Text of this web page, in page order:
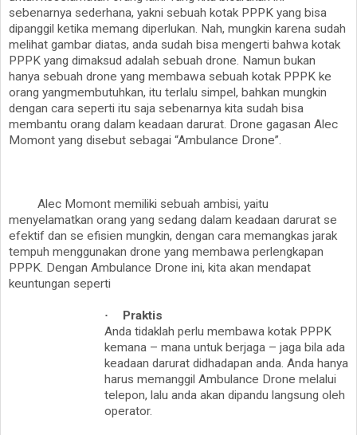
sebenarnya sederhana, yakni sebuah kotak PPPK yang bisa
dipanggil ketika memang diperlukan. Nah, mungkin karena sudah
melihat gambar diatas, anda sudah bisa mengerti bahwa kotak
PPPK yang dimaksud adalah sebuah drone. Namun bukan
hanya sebuah drone yang membawa sebuah kotak PPPK ke
orang yangmembutuhkan, itu terlalu simpel, bahkan mungkin
dengan cara seperti itu saja sebenarnya kita sudah bisa
membantu orang dalam keadaan darurat. Drone gagasan Alec
Momont yang disebut sebagai “Ambulance Drone”.
Alec Momont memiliki sebuah ambisi, yaitu
menyelamatkan orang yang sedang dalam keadaan darurat se
efektif dan se efisien mungkin, dengan cara memangkas jarak
tempuh menggunakan drone yang membawa perlengkapan
PPPK. Dengan Ambulance Drone ini, kita akan mendapat
keuntungan seperti
·
Praktis
Anda tidaklah perlu membawa kotak PPPK
kemana – mana untuk berjaga – jaga bila ada
keadaan darurat didhadapan anda. Anda hanya
harus memanggil Ambulance Drone melalui
telepon, lalu anda akan dipandu langsung oleh
operator.